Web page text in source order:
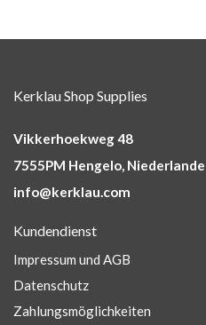
Kerklau Shop Supplies
Vikkerhoekweg 48
7555PM Hengelo, Niederlande
info@kerklau.com
Kundendienst
Impressum und AGB
Datenschutz
Zahlungsmöglichkeiten